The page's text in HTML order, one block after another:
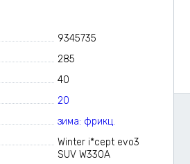
9345735
285
40
20
зима: фрикц.
Winter i*cept evo3
SUV W330A